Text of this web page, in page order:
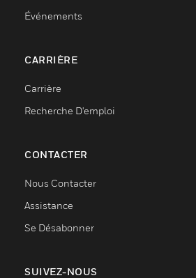
Événements
CARRIÈRE
Carrière
Recherche D'emploi
CONTACTER
Nous Contacter
Assistance
Se Désabonner
SUIVEZ-NOUS